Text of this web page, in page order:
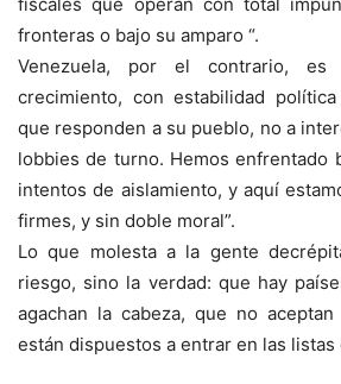
fiscales que operan con total
fronteras o bajo su amparo “.
Venezuela, por el contrario, es
crecimiento, con estabilidad
que responden a su pueblo, no a
lobbies de turno. Hemos enfrentado
intentos de aislamiento, y aquí
firmes, y sin doble moral”.
Lo que molesta a la gente
riesgo, sino la verdad: que hay
agachan la cabeza, que no
están dispuestos a entrar en las listas